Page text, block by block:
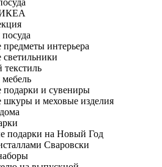
ИКЕА
предметы интерьера
светильники
текстиль
мебель
подарки и сувениры
шкуры и меховые изделия
подарки на Новый Год
Сваровски